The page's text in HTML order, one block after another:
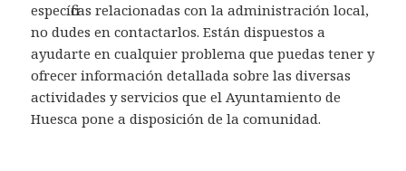
específicas relacionadas con la administración local,
no dudes en contactarlos. Están dispuestos a
ayudarte en cualquier problema que puedas tener y
ofrecer información detallada sobre las diversas
actividades y servicios que el Ayuntamiento de
Huesca pone a disposición de la comunidad.